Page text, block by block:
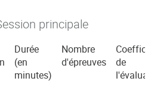
principale
Durée
(en
minutes)
Nombre
d'épreuves
de